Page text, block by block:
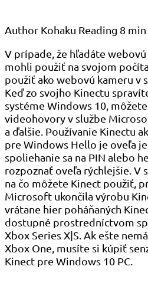
Author Kohaku Reading 8 min
V prípade, že hľadáte
mohli použiť na svojom
použiť ako webovú kameru v
Keď zo svojho Kinectu
systéme Windows 10,
videohovory v službe
a ďalšie. Používanie Kinectu
pre Windows Hello je oveľa
spoliehanie sa na PIN alebo
rozpoznať oveľa rýchlejšie. V
na čo môžete Kinect použiť,
Microsoft ukončila výrobu
vrátane hier poháňaných
dostupné prostredníctvom
Xbox Series X|S. Ak ešte
Xbox One, musíte si kúpiť
Kinect pre Windows 10 PC.